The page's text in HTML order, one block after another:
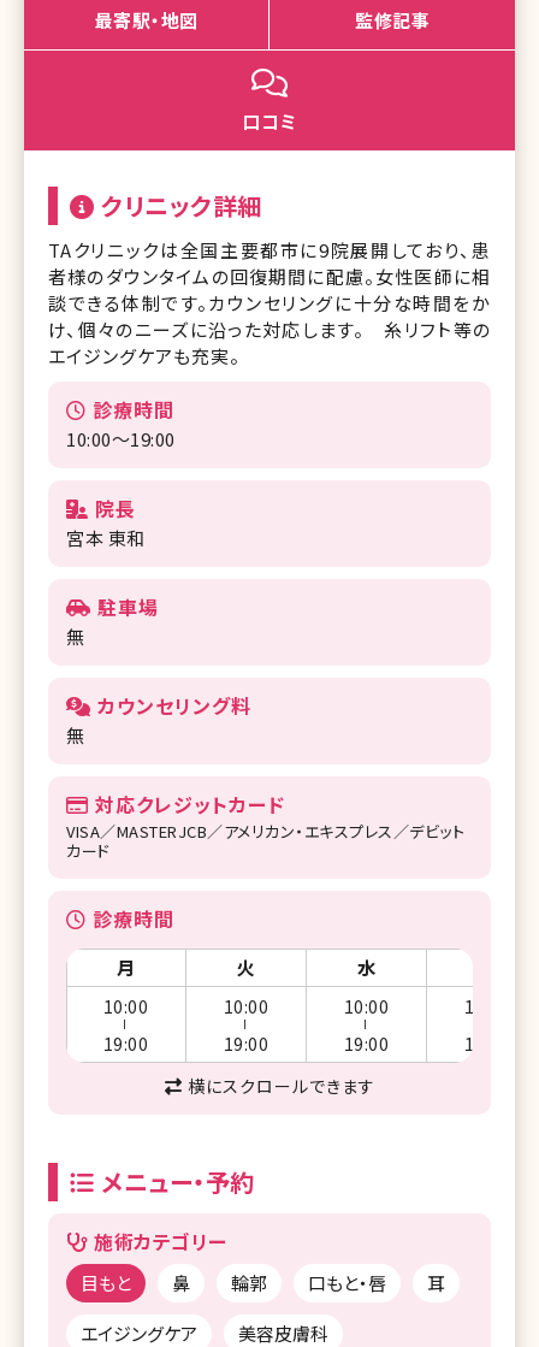
最寄駅・地図 監修記事
口コミ
クリニック詳細
TAクリニックは全国主要都市に9院展開しており、患
者様のダウンタイムの回復期間に配慮。女性医師に相
談できる体制です。カウンセリングに十分な時間をか
け、個々のニーズに沿った対応します。 糸リフト等の
エイジングケアも充実。
診療時間
10:00～19:00
院長
宮本 東和
駐車場
無
カウンセリング料
無
対応クレジットカード
VISA／MASTERJCB／アメリカン・エキスプレス／デビット
カード
診療時間
月 火 水
10:00
19:00
10:00
19:00
10:00
19:00
10:00
19:00
横にスクロールできます
メニュー・予約
施術カテゴリー
目もと 鼻 輪郭 口もと・唇
耳
エイジングケア
美容皮膚科